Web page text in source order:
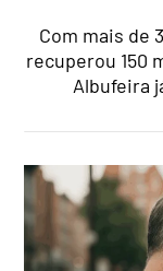
Com mais de
recuperou 150
Albufeira